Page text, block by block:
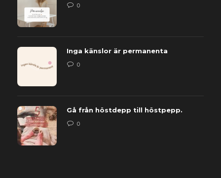
0
Inga känslor är permanenta
0
Gå från höstdepp till höstpepp.
0